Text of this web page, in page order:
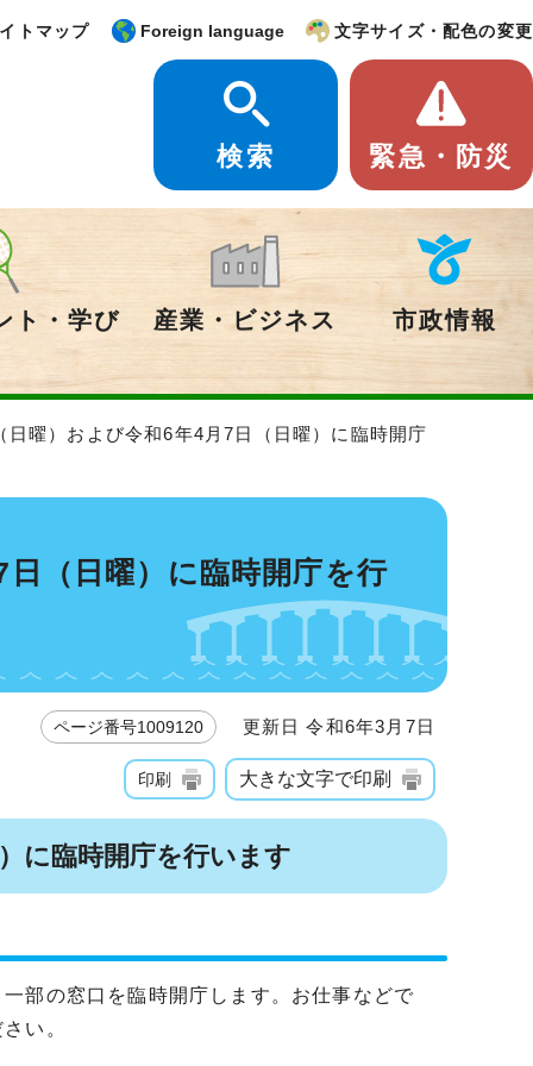
トマップ Foreign language 文字サイズ・配色の変更
検索 緊急・防災
ト・学び 産業・ビジネス 市政情報
曜）および令和6年4月7日（日曜）に臨時開庁
（日曜）に臨時開庁を行
ページ番号1009120 更新日 令和6年3月7日
印刷 大きな文字で印刷
に臨時開庁を行います
部の窓口を臨時開庁します。お仕事などで
い。